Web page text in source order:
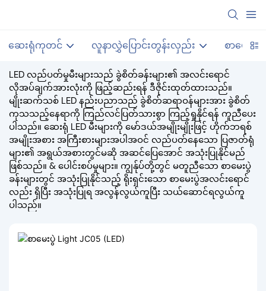
ဆေးရုံကုတင် လူနာလွှဲပြောင်းတွန်းလှည်း စာမေးပွဲ
LED လည်ပတ်မှုမီးများသည် ခွဲစိတ်ခန်းများ၏ အလင်းရောင်
လိုအပ်ချက်အားလုံးကို ဖြည့်ဆည်းရန် ဒီဇိုင်းထုတ်ထားသည်။
မျိုးဆက်သစ် LED နည်းပညာသည် ခွဲစိတ်ဆရာဝန်များအား ခွဲစိတ်
ကုသသည့်နေရာကို ကြည်လင်ပြတ်သားစွာ ကြည့်ရှုနိုင်ရန် ကူညီပေး
ပါသည်။ ဆေးရုံ LED မီးများကို မော်ဒယ်အမျိုးမျိုးဖြင့် ဟိုက်ဘရစ်
အမျိုးအစား အကြီးစားများအပါအဝင် လည်ပတ်နေသော ပြဇာတ်ရုံ
များ၏ အရွယ်အစားတွင်မဆို အဆင်ပြေအောင် အသုံးပြုနိုင်မည်
ဖြစ်သည်။ & ပေါင်းစပ်မှုများ။ ကျွန်ုပ်တို့တွင် မတူညီသော စာမေးပွဲ
ခန်းများတွင် အသုံးပြုနိုင်သည့် ရိုးရှင်းသော စာမေးပွဲအလင်းရောင်
လည်း ရှိပြီး အသုံးပြုရ အလွန်လွယ်ကူပြီး သယ်ဆောင်ရလွယ်ကူ
ပါသည်။